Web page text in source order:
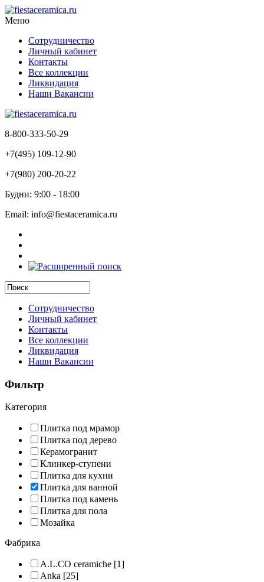
Меню
Сотрудничество
Личный кабинет
Контакты
Все коллекции
Ликвидация
Наши Вакансии
8-800-333-50-29
+7(495) 109-12-90
+7(980) 200-20-22
Будни: 9:00 - 18:00
Email: info@fiestaceramica.ru
Сотрудничество
Личный кабинет
Контакты
Все коллекции
Ликвидация
Наши Вакансии
Фильтр
Категория
Плитка под мрамор
Плитка под дерево
Керамогранит
Клинкер-ступени
Плитка для кухни
Плитка для ванной
Плитка под камень
Плитка для пола
Мозайка
Фабрика
A.L.CO ceramiche [1]
Anka [25]